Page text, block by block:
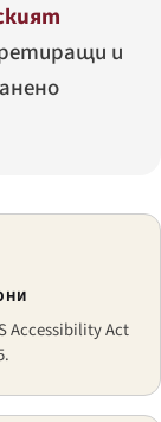
и
Accessibility Act